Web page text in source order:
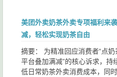
美团外卖奶茶外卖专项福利来
减，轻松实现奶茶自由
摘要： 为精准回应消费者“点
平台叠加满减”的核心诉求，持
低日常奶茶外卖消费成本，同